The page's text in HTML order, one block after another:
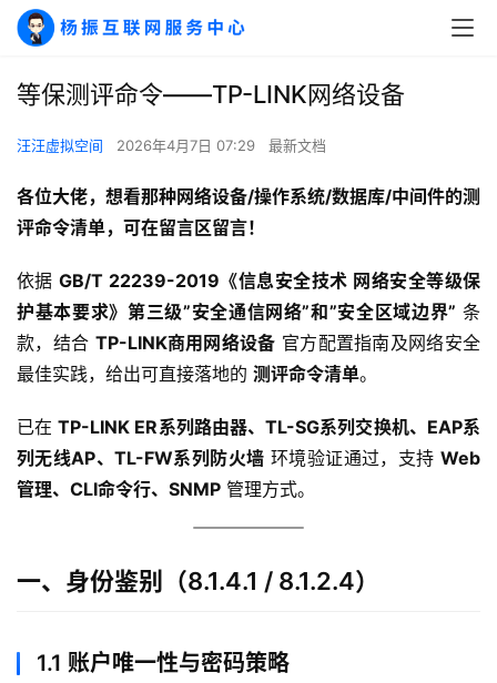
等保测评命令——TP-LINK网络设备
汪汪虚拟空间 2026年4月7日 07:29 最新文档
各位大佬，想看那种网络设备/操作系统/数据库/中间件的测
评命令清单，可在留言区留言！
依据 GB/T 22239-2019《信息安全技术 网络安全等级保
护基本要求》第三级”安全通信网络”和”安全区域边界” 条
款，结合 TP-LINK商用网络设备 官方配置指南及网络安全
最佳实践，给出可直接落地的 测评命令清单。
已在 TP-LINK ER系列路由器、TL-SG系列交换机、EAP系
列无线AP、TL-FW系列防火墙 环境验证通过，支持 Web
管理、CLI命令行、SNMP 管理方式。
一、身份鉴别（8.1.4.1 / 8.1.2.4）
1.1 账户唯一性与密码策略